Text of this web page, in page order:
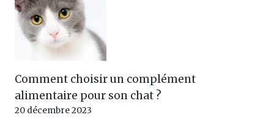
Comment choisir un complément
alimentaire pour son chat ?
20 décembre 2023